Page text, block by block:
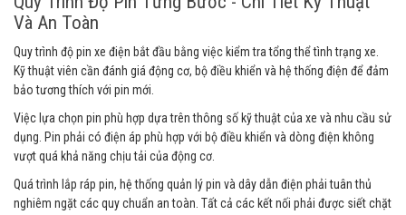
Và An Toàn
Quy trình độ pin xe điện bắt đầu bằng việc kiểm tra tổng thể tình trạng xe.
Kỹ thuật viên cần đánh giá động cơ, bộ điều khiển và hệ thống điện để đảm
bảo tương thích với pin mới.
Việc lựa chọn pin phù hợp dựa trên thông số kỹ thuật của xe và nhu cầu sử
dụng. Pin phải có điện áp phù hợp với bộ điều khiển và dòng điện không
vượt quá khả năng chịu tải của động cơ.
Quá trình lắp ráp pin, hệ thống quản lý pin và dây dẫn điện phải tuân thủ
nghiêm ngặt các quy chuẩn an toàn. Tất cả các kết nối phải được siết chặt